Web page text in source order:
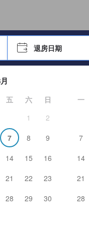
退房日期
中查看。使用方向鍵瀏覽
五 六
日
1
2
7 8
9
14 15
16
21 22
23
28 29
30
一
7
14
21
28